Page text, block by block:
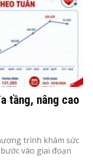
tầng, nâng cao
trình khám sức
vào giai đoạn